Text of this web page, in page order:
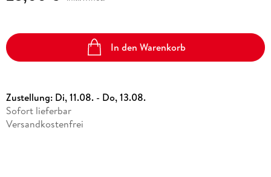
In den Warenkorb
Zustellung: Di, 11.08. - Do, 13.08.
Sofort lieferbar
Versandkostenfrei